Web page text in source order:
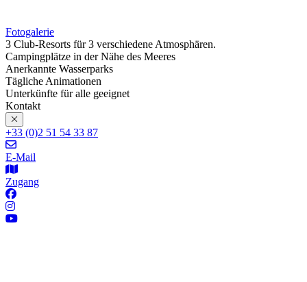
Fotogalerie
3 Club-Resorts für 3 verschiedene Atmosphären.
Campingplätze in der Nähe des Meeres
Anerkannte Wasserparks
Tägliche Animationen
Unterkünfte für alle geeignet
Kontakt
+33 (0)2 51 54 33 87
E-Mail
Zugang